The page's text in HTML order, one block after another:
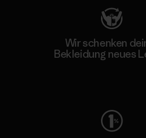
Wir schenken
Bekleidung neues